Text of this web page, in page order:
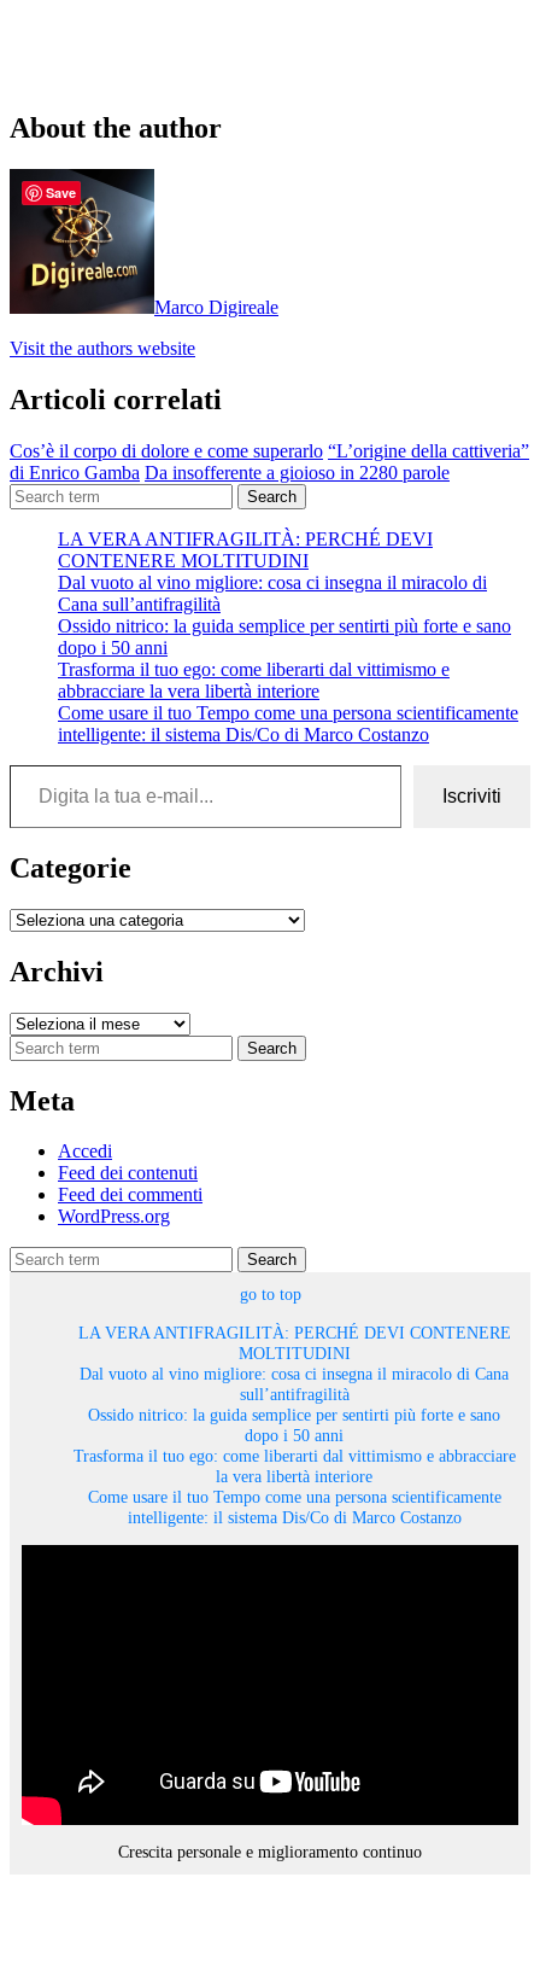
About the author
Marco Digireale
Visit the authors website
Articoli correlati
Cos’è il corpo di dolore e come superarlo “L’origine della cattiveria”
di Enrico Gamba Da insofferente a gioioso in 2280 parole
Search
LA VERA ANTIFRAGILITÀ: PERCHÉ DEVI
CONTENERE MOLTITUDINI
Dal vuoto al vino migliore: cosa ci insegna il miracolo di
Cana sull’antifragilità
Ossido nitrico: la guida semplice per sentirti più forte e sano
dopo i 50 anni
Trasforma il tuo ego: come liberarti dal vittimismo e
abbracciare la vera libertà interiore
Come usare il tuo Tempo come una persona scientificamente
intelligente: il sistema Dis/Co di Marco Costanzo
Digita la tua e-mail...
Iscriviti
Categorie
Categorie
Archivi
Archivi
Search
Meta
Accedi
Feed dei contenuti
Feed dei commenti
WordPress.org
Search
go to top
LA VERA ANTIFRAGILITÀ: PERCHÉ DEVI CONTENERE
MOLTITUDINI
Dal vuoto al vino migliore: cosa ci insegna il miracolo di Cana
sull’antifragilità
Ossido nitrico: la guida semplice per sentirti più forte e sano
dopo i 50 anni
Trasforma il tuo ego: come liberarti dal vittimismo e abbracciare
la vera libertà interiore
Come usare il tuo Tempo come una persona scientificamente
intelligente: il sistema Dis/Co di Marco Costanzo
Crescita personale e miglioramento continuo
Save